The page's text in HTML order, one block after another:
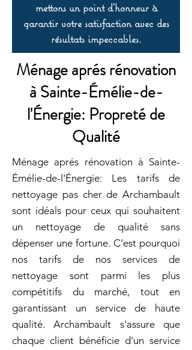
mettons un point d’honneur à
garantir votre satisfaction avec des
résultats impeccables.
Ménage aprés rénovation
à Sainte-Émélie-de-
l'Énergie: Propreté de
Qualité
Ménage aprés rénovation à Sainte-
Émélie-de-l'Énergie: Les tarifs de
nettoyage pas cher de Archambault
sont idéals pour ceux qui souhaitent
un nettoyage de qualité sans
dépenser une fortune. C'est pourquoi
nos tarifs de nos services de
nettoyage sont parmi les plus
compétitifs du marché, tout en
garantissant un service de haute
qualité. Archambault s'assure que
chaque client bénéficie d'un service